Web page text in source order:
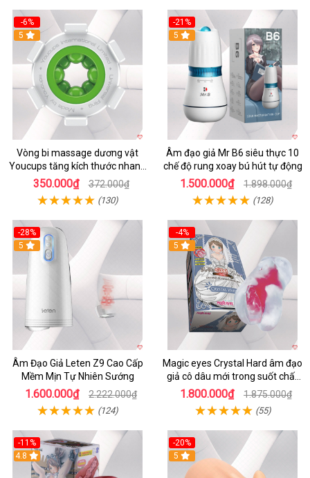
-6%
5
Vòng bi massage dương vật
Youcups tăng kích thước nhanh
an toàn
350.000₫ 372.000₫
(130)
-21%
5
Âm đạo giả Mr B6 siêu thực 10
chế độ rung xoay bú hút tự động
1.500.000₫ 1.898.000₫
(128)
-28%
5
Âm Đạo Giả Leten Z9 Cao Cấp
Mềm Mịn Tự Nhiên Sướng
1.600.000₫ 2.222.000₫
(124)
-4%
5
Magic eyes Crystal Hard âm đạo
giả cô dâu mới trong suốt chất
liệu TPE mềm mại kích thích
1.800.000₫ 1.875.000₫
(55)
-11%
4.8
-20%
5